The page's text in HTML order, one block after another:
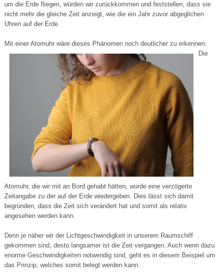
um die Erde fliegen, würden wir zurückkommen und feststellen, dass sie
nicht mehr die gleiche Zeit anzeigt, wie die ein Jahr zuvor abgeglichen
Uhren auf der Erde.
Mit einer Atomuhr wäre dieses Phänomen noch deutlicher zu erkennen:
Die
Atomuhr, die wir mit an Bord gehabt hätten, würde eine verzögerte
Zeitangabe zu der auf der Erde wiedergeben. Dies lässt sich damit
begründen, dass die Zeit sich verändert hat und somit als relativ
angesehen werden kann.
Denn je näher wir der Lichtgeschwindigkeit in unserem Raumschiff
gekommen sind, desto langsamer ist die Zeit vergangen. Auch wenn dazu
enorme Geschwindigkeiten notwendig sind, geht es in diesem Beispiel um
das Prinzip, welches somit belegt werden kann.